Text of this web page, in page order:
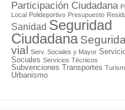
Participación Ciudadana
Local Polideportivo Presupuesto
Sanidad Seguridad
Ciudadana
vial
Serv. Sociales y Mayor
Sociales Servicios Técnicos
Subvenciones Transportes
Urbanismo